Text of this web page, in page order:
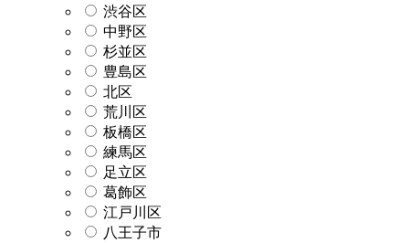
渋谷区
中野区
杉並区
豊島区
北区
荒川区
板橋区
練馬区
足立区
葛飾区
江戸川区
八王子市